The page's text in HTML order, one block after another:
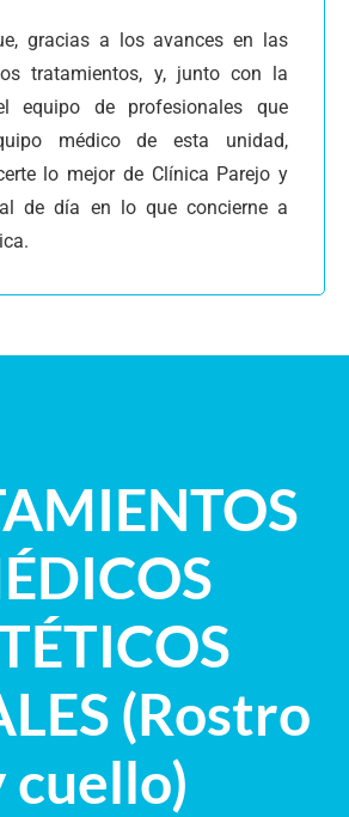
gracias a los avances en las
tratamientos, y, junto con la
equipo de profesionales que
médico de esta unidad,
lo mejor de Clínica Parejo y
de día en lo que concierne a
(Rostro
cuello)